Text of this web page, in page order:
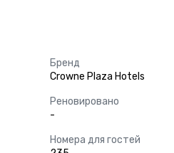
Бренд
Crowne Plaza Hotels
Реновировано
-
Номера для гостей